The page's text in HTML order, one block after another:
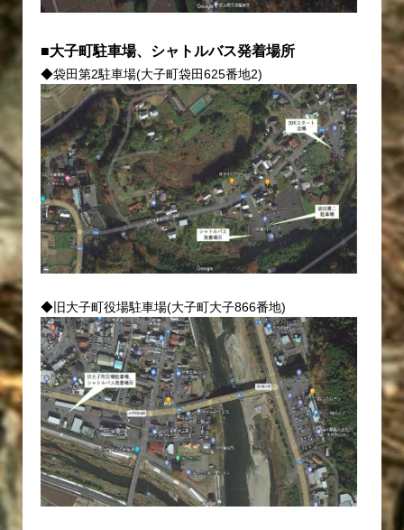
■大子町駐車場、シャトルバス発着場所
◆袋田第2駐車場(大子町袋田625番地2)
◆旧大子町役場駐車場(大子町大子866番地)